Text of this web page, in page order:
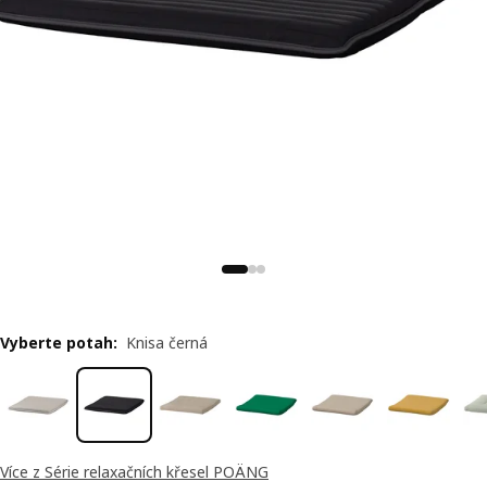
Více z Série relaxačních křesel POÄNG
Vyberte potah: Knisa černá